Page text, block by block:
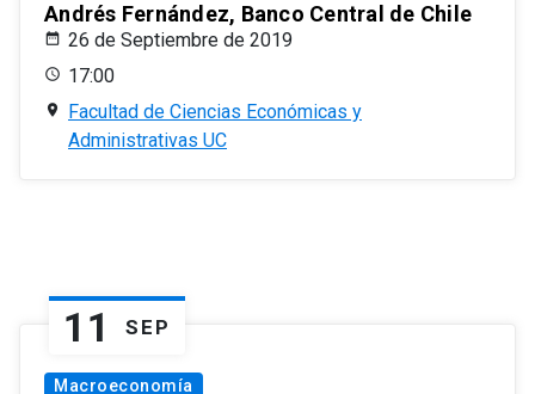
Andrés Fernández, Banco Central de Chile
26 de Septiembre de 2019
17:00
Facultad de Ciencias Económicas y
Administrativas UC
11 SEP
Macroeconomía